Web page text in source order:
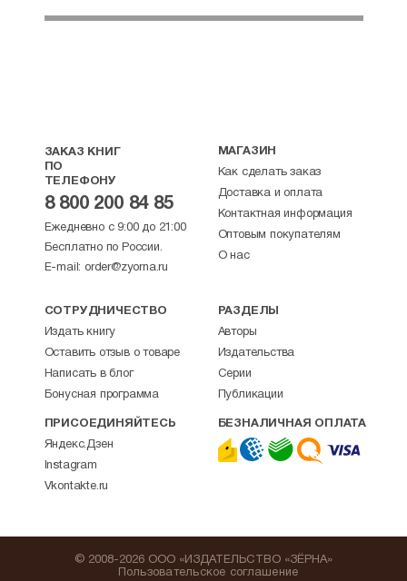
ЗАКАЗ КНИГ
ПО
ТЕЛЕФОНУ
8 800 200 84 85
Ежедневно с 9:00 до 21:00
Бесплатно по России.
E-mail: order@zyorna.ru
МАГАЗИН
Как сделать заказ
Доставка и оплата
Контактная информация
Оптовым покупателям
О нас
СОТРУДНИЧЕСТВО
Издать книгу
Оставить отзыв о товаре
Написать в блог
Бонусная программа
РАЗДЕЛЫ
Авторы
Издательства
Серии
Публикации
ПРИСОЕДИНЯЙТЕСЬ
Яндекс.Дзен
Instagram
Vkontakte.ru
БЕЗНАЛИЧНАЯ ОПЛАТА
© 2008-2026 ООО «ИЗДАТЕЛЬСТВО «ЗЁРНА»
Пользовательское соглашение